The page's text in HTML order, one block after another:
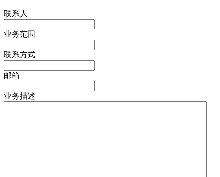
联系人
业务范围
联系方式
邮箱
业务描述